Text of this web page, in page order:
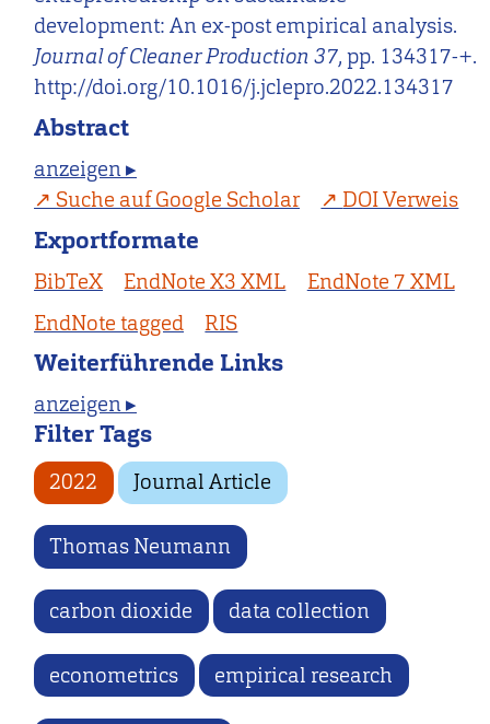
development: An ex-post empirical analysis.
Journal of Cleaner Production 37, pp. 134317-+.
http://doi.org/10.1016/j.jclepro.2022.134317
Abstract
anzeigen ▸
Suche auf Google Scholar
DOI Verweis
Exportformate
BibTeX EndNote X3 XML
EndNote 7 XML
EndNote tagged
RIS
Weiterführende Links
anzeigen ▸
Filter Tags
2022 Journal Article
Thomas Neumann
carbon dioxide data collection
econometrics empirical research